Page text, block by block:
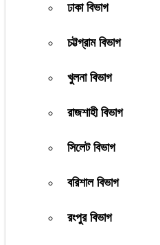
ঢাকা বিভাগ
চট্টগ্রাম বিভাগ
খুলনা বিভাগ
রাজশাহী বিভাগ
সিলেট বিভাগ
বরিশাল বিভাগ
রংপুর বিভাগ